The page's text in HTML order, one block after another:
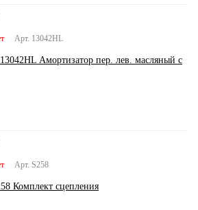
Арт. 13042HL
Амортизатор пер. лев. масляный c
Арт. S258
Комплект сцепления